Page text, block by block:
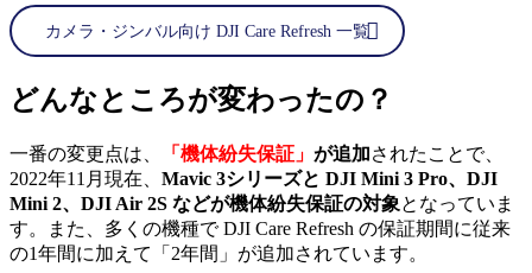
カメラ・ジンバル向け DJI Care Refresh 一覧
どんなところが変わったの？
一番の変更点は、 「機体紛失保証」 が追加されたことで、
2022年11月現在、 Mavic 3シリーズと DJI Mini 3 Pro、DJI
Mini 2、DJI Air 2S などが機体紛失保証の対象となっていま
す。また、多くの機種で DJI Care Refresh の保証期間に従来
の1年間に加えて「2年間」が追加されています。